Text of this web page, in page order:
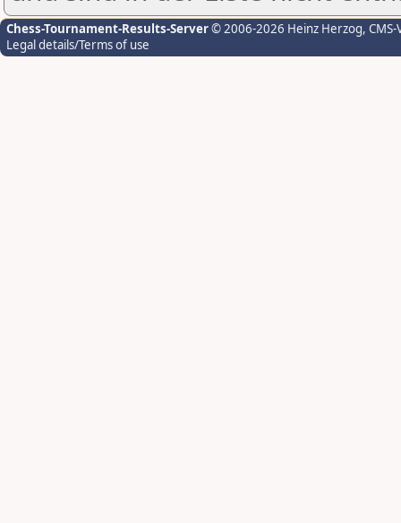
Chess-Tournament-Results-Server© 2006-2026 Heinz Herzog,
Legal details/Terms of use